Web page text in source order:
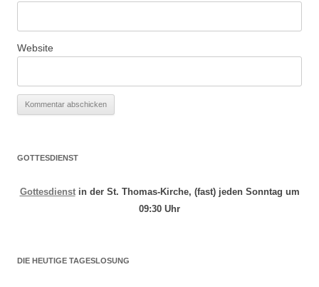
Website
GOTTESDIENST
Gottesdienstin der St. Thomas-Kirche, (fast) jeden Sonntag um
09:30 Uhr
DIE HEUTIGE TAGESLOSUNG